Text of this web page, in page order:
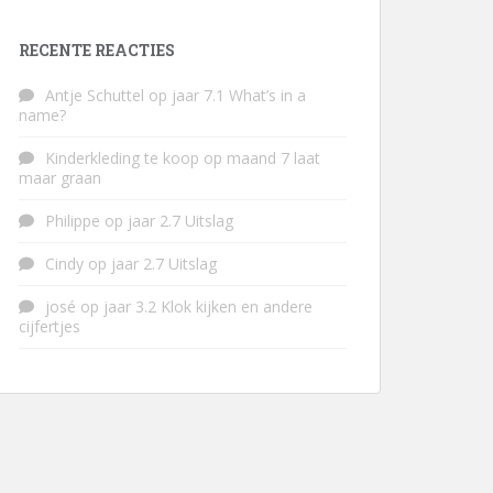
RECENTE REACTIES
Antje Schuttel op jaar 7.1 What’s in a
name?
Kinderkleding te koop op maand 7 laat
maar graan
Philippe op jaar 2.7 Uitslag
Cindy op jaar 2.7 Uitslag
josé op jaar 3.2 Klok kijken en andere
cijfertjes